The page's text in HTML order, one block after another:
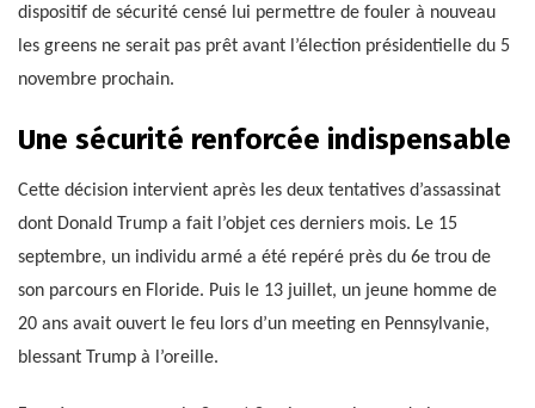
dispositif de sécurité censé lui permettre de fouler à nouveau
les greens ne serait pas prêt avant l’élection présidentielle du 5
novembre prochain.
Une sécurité renforcée indispensable
Cette décision intervient après les deux tentatives d’assassinat
dont Donald Trump a fait l’objet ces derniers mois. Le 15
septembre, un individu armé a été repéré près du 6e trou de
son parcours en Floride. Puis le 13 juillet, un jeune homme de
20 ans avait ouvert le feu lors d’un meeting en Pennsylvanie,
blessant Trump à l’oreille.